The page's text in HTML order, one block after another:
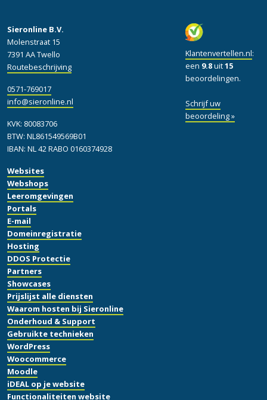
Websites
Webshops
Leeromgevingen
Portals
E-mail
Domeinregistratie
Hosting
DDOS Protectie
Partners
Showcases
Prijslijst alle diensten
Waarom hosten bij Sieronline
Onderhoud & Support
Gebruikte technieken
WordPress
Woocommerce
Moodle
iDEAL op je website
Functionaliteiten website
Klantenvertellen.nl:
een 9.8uit15
beoordelingen.
Schrijf uw
beoordeling »
Sieronline B.V.
Molenstraat 15
7391 AA Twello
Routebeschrijving
0571-769017
info@sieronline.nl
KVK: 80083706
BTW: NL861549569B01
IBAN: NL 42 RABO 0160374928